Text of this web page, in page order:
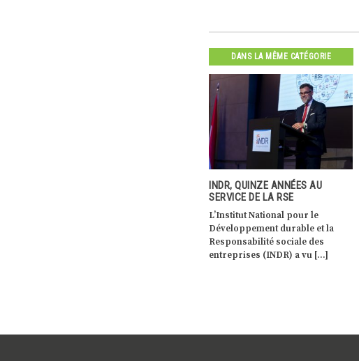
DANS LA MÊME CATÉGORIE
LA PERDRIX GRISE OU REBHUHN
(DE), FELDHONG (LUX), GREY
PARTRIDGE (EN) EST L’OISEAU
DE L’ANNÉE 2021
La Perdrix grise a toujours fait
partie du milieu agricole en